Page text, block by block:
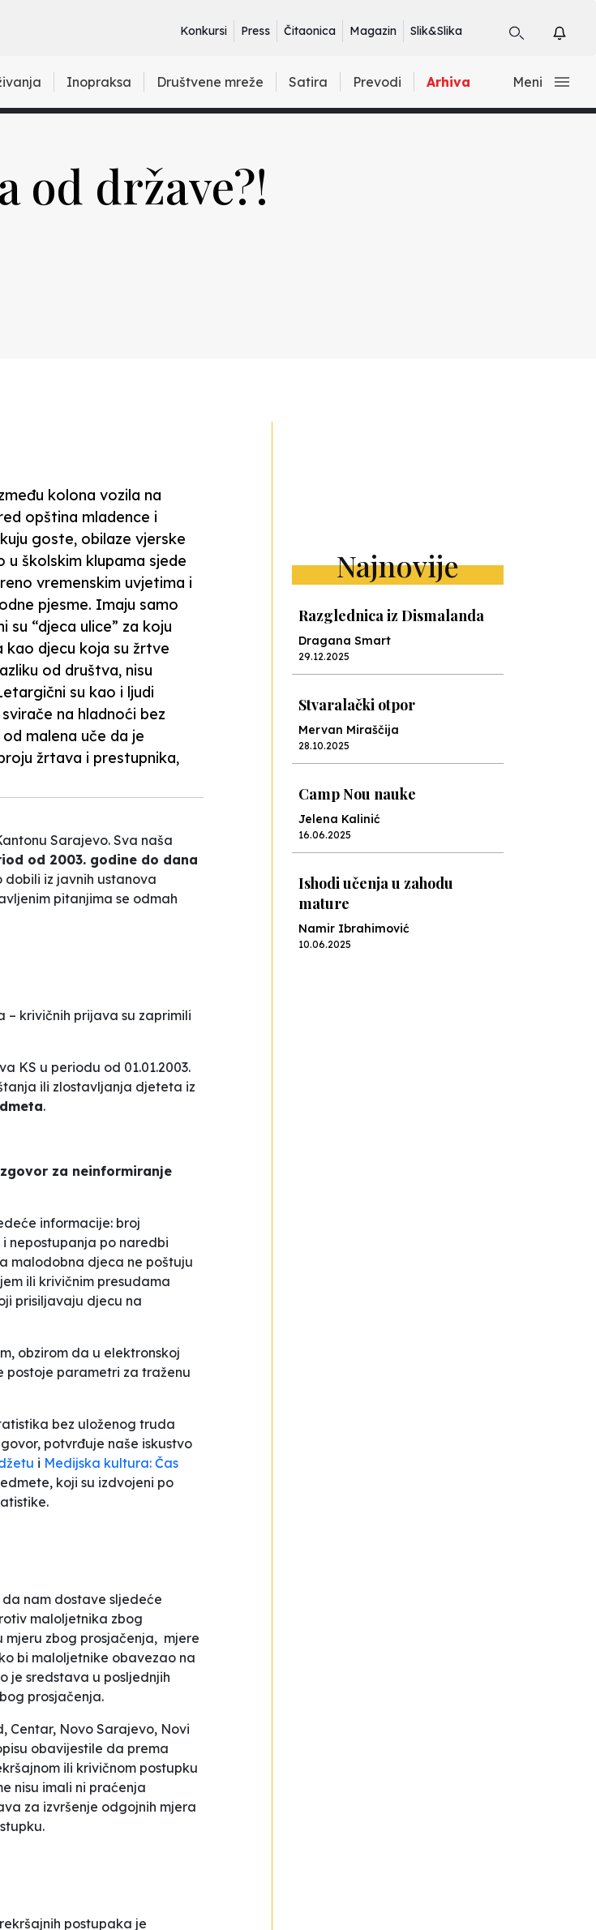
Konkursi Press Čitaonica Magazin Slik&Slika
Inopraksa Društvene mreže Satira Prevodi Arhiva Meni
od države?!
kolona vozila na
opština mladence i
goste, obilaze vjerske
u školskim klupama sjede
vremenskim uvjetima i
pjesme. Imaju samo
su “djeca ulice” za koju
kao djecu koja su žrtve
od društva, nisu
su kao i ljudi
na hladnoći bez
malena uče da je
žrtava i prestupnika,
Sarajevo. Sva naša
od 2003. godine do dana
dobili iz javnih ustanova
pitanjima se odmah
– krivičnih prijava su zaprimili
KS u periodu od 01.01.2003.
ili zlostavljanja djeteta iz
.
za neinformiranje
informacije: broj
nepostupanja po naredbi
malodobna djeca ne poštuju
ili krivičnim presudama
prisiljavaju djecu na
obzirom da u elektronskoj
postoje parametri za traženu
bez uloženog truda
potvrđuje naše iskustvo
i Medijska kultura: Čas
koji su izdvojeni po
nam dostave sljedeće
maloljetnika zbog
mjeru zbog prosjačenja, mjere
bi maloljetnike obavezao na
je sredstava u posljednjih
prosjačenja.
Centar, Novo Sarajevo, Novi
obavijestile da prema
ili krivičnom postupku
nisu imali ni praćenja
za izvršenje odgojnih mjera
postupaka je
Najnovije
Razglednica iz Dismalanda
Dragana Smart
29.12.2025
Stvaralački otpor
Mervan Miraščija
28.10.2025
Camp Nou nauke
Jelena Kalinić
16.06.2025
Ishodi učenja u zahodu
mature
Namir Ibrahimović
10.06.2025